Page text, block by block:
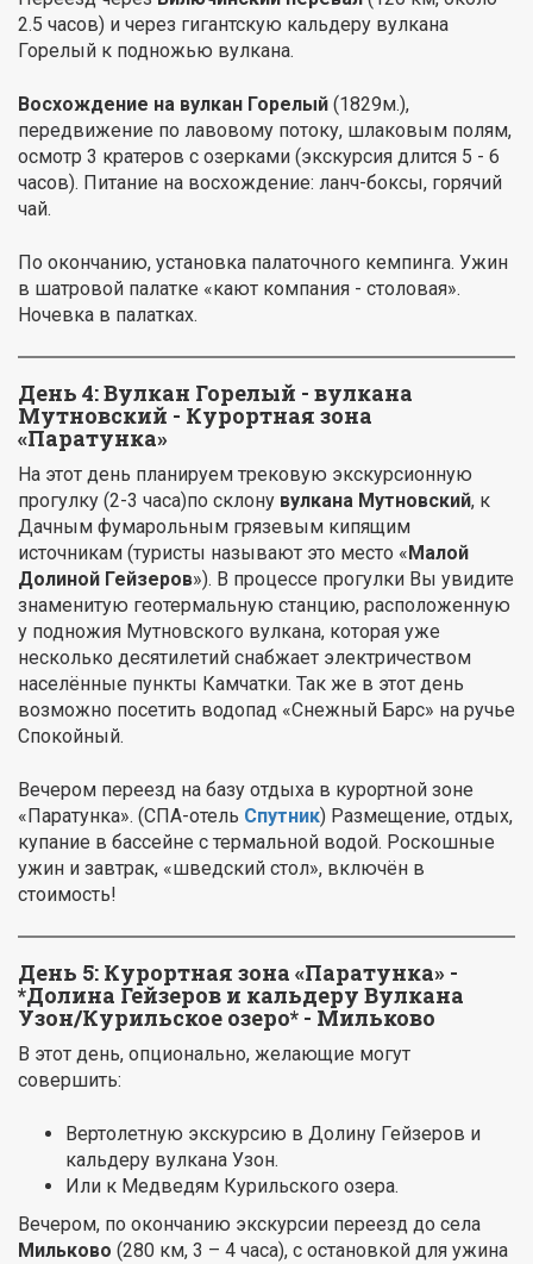
2.5 часов) и через гигантскую кальдеру вулкана
Горелый к подножью вулкана.
Восхождение на вулкан Горелый (1829м.),
передвижение по лавовому потоку, шлаковым полям,
осмотр 3 кратеров с озерками (экскурсия длится 5 - 6
часов). Питание на восхождение: ланч-боксы, горячий
чай.
По окончанию, установка палаточного кемпинга. Ужин
в шатровой палатке «кают компания - столовая».
Ночевка в палатках.
День 4: Вулкан Горелый - вулкана
Мутновский - Курортная зона
«Паратунка»
На этот день планируем трековую экскурсионную
прогулку (2-3 часа)по склону вулкана Мутновский, к
Дачным фумарольным грязевым кипящим
источникам (туристы называют это место « Малой
Долиной Гейзеров»). В процессе прогулки Вы увидите
знаменитую геотермальную станцию, расположенную
у подножия Мутновского вулкана, которая уже
несколько десятилетий снабжает электричеством
населённые пункты Камчатки. Так же в этот день
возможно посетить водопад «Снежный Барс» на ручье
Спокойный.
Вечером переезд на базу отдыха в курортной зоне
«Паратунка». (СПА-отель Спутник) Размещение, отдых,
купание в бассейне с термальной водой. Роскошные
ужин и завтрак, «шведский стол», включён в
стоимость!
День 5: Курортная зона «Паратунка» -
*Долина Гейзеров и кальдеру Вулкана
Узон/Курильское озеро* - Мильково
В этот день, опционально, желающие могут
совершить:
Вертолетную экскурсию в Долину Гейзеров и
кальдеру вулкана Узон.
Или к Медведям Курильского озера.
Вечером, по окончанию экскурсии переезд до села
Мильково (280 км, 3 – 4 часа), с остановкой для ужина